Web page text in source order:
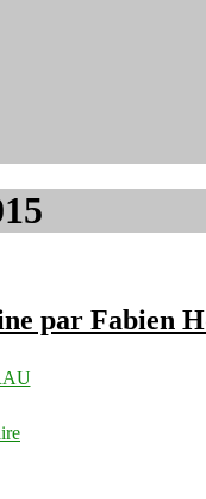
par Fabien
Protection